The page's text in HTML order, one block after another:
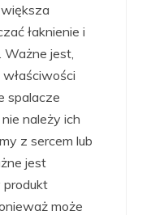
łaknienie i
Ważne jest,
spalacze
należy ich
z sercem lub
jest
produkt
może